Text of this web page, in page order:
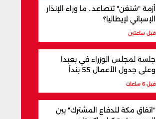
أزمة "شنغن" تتصاعد.. ما وراء الإنذار
الإسباني لإيطاليا؟
قبل ساعتين
جلسة لمجلس الوزراء في بعبدا
وعلى جدول الأعمال 55 بنداً
قبل 6 ساعات
"اتفاق مكة للدفاع المشترك" بين